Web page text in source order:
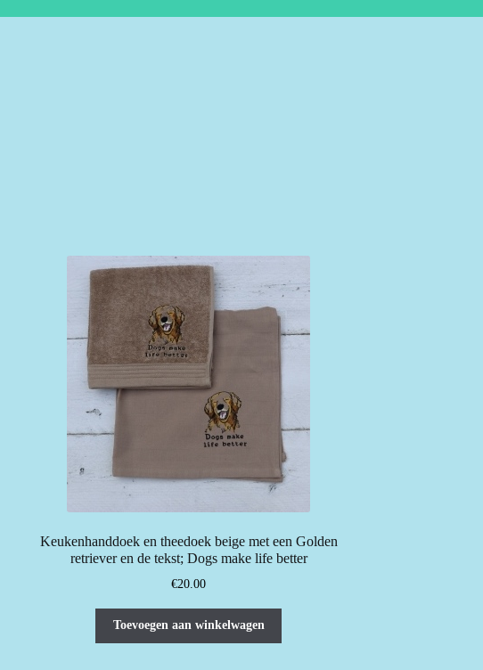
Keukenhanddoek en theedoek beige met een Golden
retriever en de tekst; Dogs make life better
€20.00
Toevoegen aan winkelwagen